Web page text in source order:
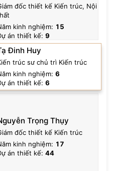
Đề xuất
thất
đốc thiết kế Kiến trúc, Nội
kinh nghiệm: 15
án thiết kế: 9
Đinh Huy
trúc sư chủ trì Kiến trúc
kinh nghiệm: 6
án thiết kế: 6
Trọng Thụy
đốc thiết kế Kiến trúc
kinh nghiệm: 17
án thiết kế: 44